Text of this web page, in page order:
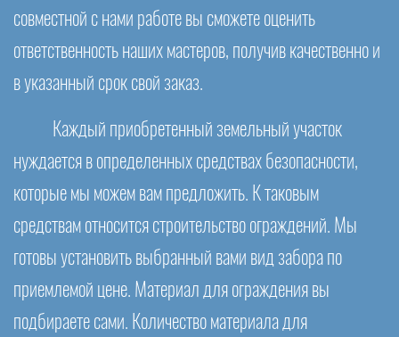
совместной с нами работе вы сможете оценить
ответственность наших мастеров, получив качественно и
в указанный срок свой заказ.
Каждый приобретенный земельный участок
нуждается в определенных средствах безопасности,
которые мы можем вам предложить. К таковым
средствам относится строительство ограждений. Мы
готовы установить выбранный вами вид забора по
приемлемой цене. Материал для ограждения вы
подбираете сами. Количество материала для